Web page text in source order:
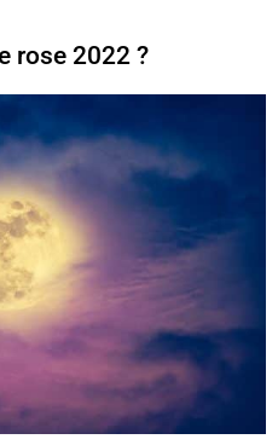
rose 2022 ?